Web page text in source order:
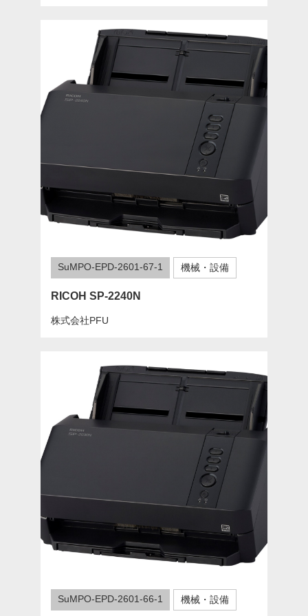
SuMPO-EPD-2601-67-1 機械・設備
RICOH SP-2240N
株式会社PFU
SuMPO-EPD-2601-66-1 機械・設備